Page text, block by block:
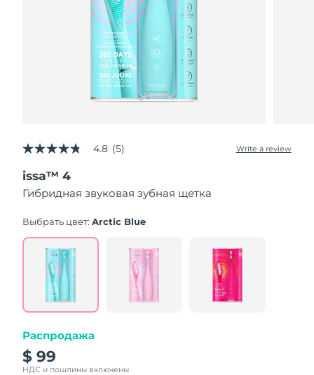
4.8
of
5
stars,
rating
Read
Reviews.
Same
page
4.8 (5) Write a review
issa™ 4
Гибридная звуковая зубная щетка
Выбрать цвет:Arctic Blue
Распродажа
$ 99
НДС и пошлины включены